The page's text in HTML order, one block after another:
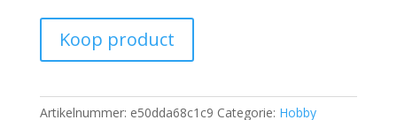
Koop product
Artikelnummer: e50dda68c1c9 Categorie: Hobby